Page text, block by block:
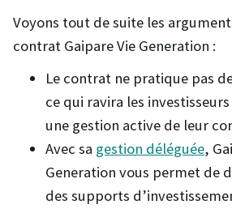
Voyons tout de suite les
contrat Gaipare Vie Generation :
Le contrat ne pratique pas
ce qui ravira les
une gestion active de leur
Avec sa gestion déléguée,
Generation vous permet de
des supports